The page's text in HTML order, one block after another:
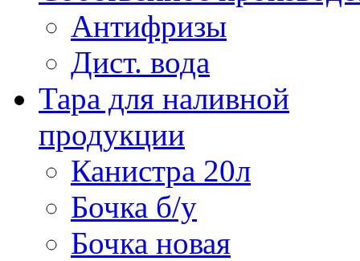
Антифризы
Дист. вода
Тара для наливной
продукции
Канистра 20л
Бочка б/у
Бочка новая